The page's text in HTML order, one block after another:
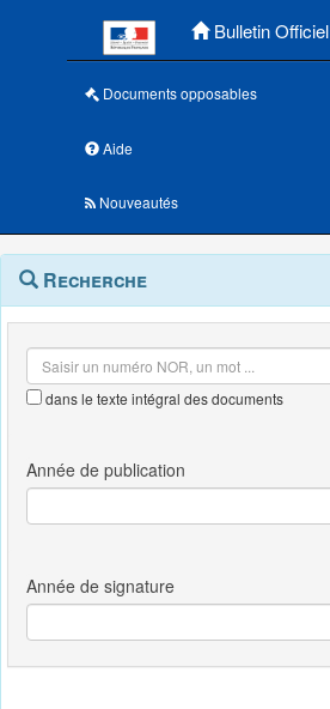
Bulletin Officiel
Documents opposables
Aide
Nouveautés
Navigation
outils
Menu
contextuel
Recherche
dans le texte intégral des documents